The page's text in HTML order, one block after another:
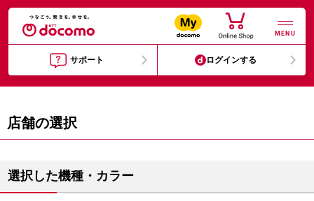
MENU
サポート ログインする
店舗の選択
選択した機種・カラー